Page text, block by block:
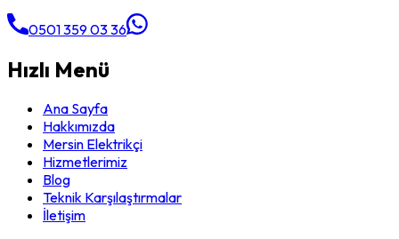
0501 359 03 36
Hızlı Menü
Ana Sayfa
Hakkımızda
Mersin Elektrikçi
Hizmetlerimiz
Blog
Teknik Karşılaştırmalar
İletişim